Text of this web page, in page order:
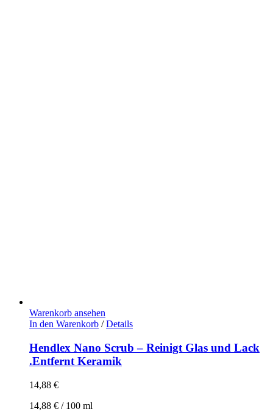
Warenkorb ansehen
In den Warenkorb / Details
Hendlex Nano Scrub – Reinigt Glas und Lack
.Entfernt Keramik
14,88 €
14,88 € / 100 ml